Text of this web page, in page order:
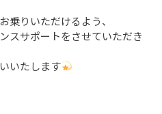
乗りいただけるよう、
スサポートをさせていただき
いたします